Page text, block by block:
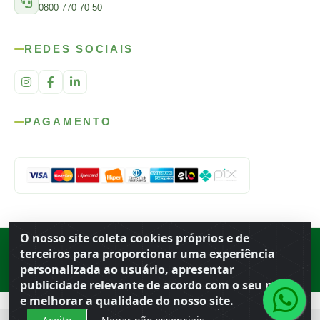
O nosso site coleta cookies próprios e de
terceiros para proporcionar uma experiência
personalizada ao usuário, apresentar
publicidade relevante de acordo com o seu perfil
e melhorar a qualidade do nosso site.
0800 770 70 50
REDES SOCIAIS
PAGAMENTO
Rod. SP-215, s/n, km 98 — Área Rural Porto Ferreira ·BR
· CEP
· CNPJ 56.679.863/0001-91
© 2026 Atacado Ideal